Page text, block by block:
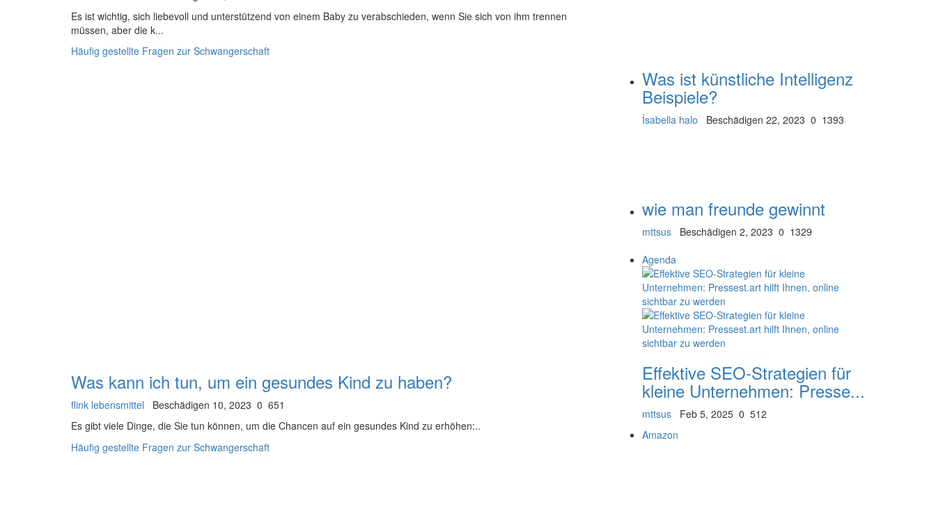
Es ist wichtig, sich liebevoll und unterstützend von einem Baby zu verabschieden, wenn Sie sich von ihm trennen
müssen, aber die k...
Häufig gestellte Fragen zur Schwangerschaft
Was kann ich tun, um ein gesundes Kind zu haben?
flink lebensmittel Beschädigen 10, 2023 0 651
Es gibt viele Dinge, die Sie tun können, um die Chancen auf ein gesundes Kind zu erhöhen:..
Häufig gestellte Fragen zur Schwangerschaft
Was ist künstliche Intelligenz
Beispiele?
İsabella halo Beschädigen 22, 2023 0 1393
wie man freunde gewinnt
mttsus Beschädigen 2, 2023 0 1329
Agenda
Effektive SEO-Strategien für
kleine Unternehmen: Presse...
mttsus Feb 5, 2025 0 512
Amazon